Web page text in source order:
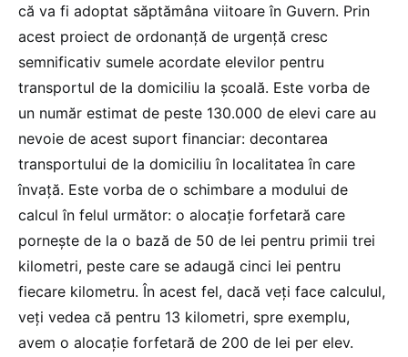
că va fi adoptat săptămâna viitoare în Guvern. Prin
acest proiect de ordonanţă de urgenţă cresc
semnificativ sumele acordate elevilor pentru
transportul de la domiciliu la şcoală. Este vorba de
un număr estimat de peste 130.000 de elevi care au
nevoie de acest suport financiar: decontarea
transportului de la domiciliu în localitatea în care
învaţă. Este vorba de o schimbare a modului de
calcul în felul următor: o alocaţie forfetară care
porneşte de la o bază de 50 de lei pentru primii trei
kilometri, peste care se adaugă cinci lei pentru
fiecare kilometru. În acest fel, dacă veţi face calculul,
veţi vedea că pentru 13 kilometri, spre exemplu,
avem o alocaţie forfetară de 200 de lei per elev.